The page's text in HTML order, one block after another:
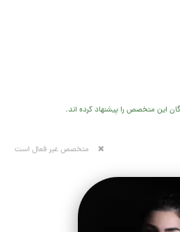
این متخصص را پیشنهاد کرده اند.
متخصص غیر فعال است